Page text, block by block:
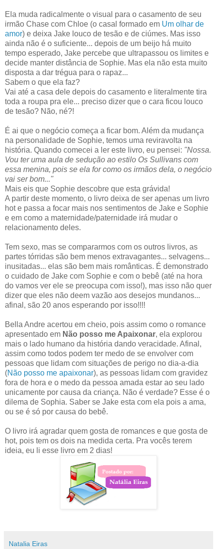
Ela muda radicalmente o visual para o casamento de seu
irmão Chase com Chloe (o casal formado em Um olhar de
amor) e deixa Jake louco de tesão e de ciúmes. Mas isso
ainda não é o suficiente... depois de um beijo há muito
tempo esperado, Jake percebe que ultrapassou os limites e
decide manter distância de Sophie. Mas ela não esta muito
disposta a dar trégua para o rapaz...
Sabem o que ela faz?
Vai até a casa dele depois do casamento e literalmente tira
toda a roupa pra ele... preciso dizer que o cara ficou louco
de tesão? Não, né?!
É ai que o negócio começa a ficar bom. Além da mudança
na personalidade de Sophie, temos uma reviravolta na
história. Quando comecei a ler este livro, eu pensei: "Nossa.
Vou ter uma aula de sedução ao estilo Os Sullivans com
essa menina, pois se ela for como os irmãos dela, o negócio
vai ser bom..."
Mais eis que Sophie descobre que esta grávida!
A partir deste momento, o livro deixa de ser apenas um livro
hot e passa a focar mais nos sentimentos de Jake e Sophie
e em como a maternidade/paternidade irá mudar o
relacionamento deles.
Tem sexo, mas se compararmos com os outros livros, as
partes tórridas são bem menos extravagantes... selvagens...
inusitadas... elas são bem mais românticas. É demonstrado
o cuidado de Jake com Sophie e com o bebê (até na hora
do vamos ver ele se preocupa com isso!), mas isso não quer
dizer que eles não deem vazão aos desejos mundanos...
afinal, são 20 anos esperando por isso!!!!
Bella Andre acertou em cheio, pois assim como o romance
apresentado em Não posso me Apaixonar, ela explorou
mais o lado humano da história dando veracidade. Afinal,
assim como todos podem ter medo de se envolver com
pessoas que lidam com situações de perigo no dia-a-dia
(Não posso me apaixonar), as pessoas lidam com gravidez
fora de hora e o medo da pessoa amada estar ao seu lado
unicamente por causa da criança. Não é verdade? Esse é o
dilema de Sophia. Saber se Jake esta com ela pois a ama,
ou se é só por causa do bebê.
O livro irá agradar quem gosta de romances e que gosta de
hot, pois tem os dois na medida certa. Pra vocês terem
ideia, eu li esse livro em 2 dias!
Natalia Eiras